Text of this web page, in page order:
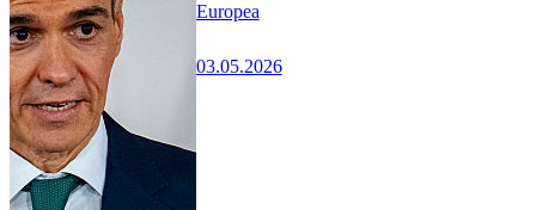
Europea
03.05.2026